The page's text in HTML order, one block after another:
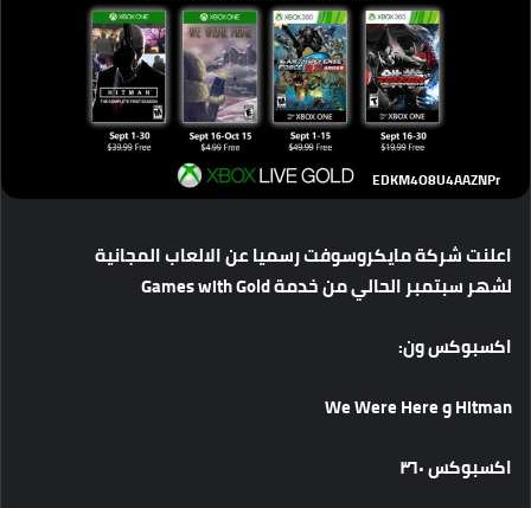
EDKM4O8U4AAZNPr
اعلنت شركة مايكروسوفت رسميا عن الالعاب المجانية
لشهر سبتمبر الحالي من خدمة Games with Gold
اكسبوكس ون:
Hitman و We Were Here
اكسبوكس ٣٦٠